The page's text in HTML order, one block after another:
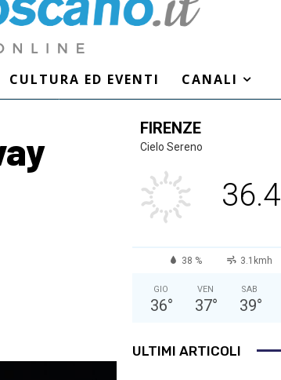
CULTURA ED EVENTI CANALI
FIRENZE
Cielo Sereno
36.4
38 % 3.1kmh
GIO
36°
VEN
37°
SAB
39°
ULTIMI ARTICOLI